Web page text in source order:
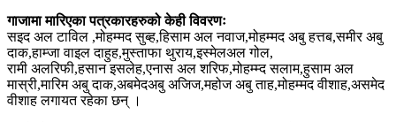
गाजामा मारिएका पत्रकारहरुको केही विवरणः
सइद अल टाविल ,मोहम्मद सुब्ह,हिसाम अल नवाज,मोहम्मद अबु हत्तब,समीर अबु
दाक,हाम्जा वाइल दाहुह,मुस्ताफा थुराय,इस्मेलअल गोल,
रामी अलरिफी,हसान इसलेह,एनास अल शरिफ,मोहम्म्द सलाम,हुसाम अल
मास्री,मारिम अबु दाक,अबमेदअबु अजिज,महोज अबु ताह,मोहम्मद वीशाह,असमेद
वीशाह लगायत रहेका छन् ।